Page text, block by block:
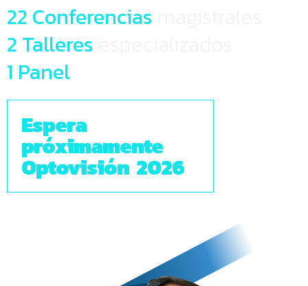
22 Conferencias
2 Talleres
1 Panel
Espera
próximamente
Optovisión 2026